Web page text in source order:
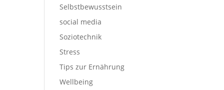
Selbstbewusstsein
social media
Soziotechnik
Stress
Tips zur Ernährung
Wellbeing